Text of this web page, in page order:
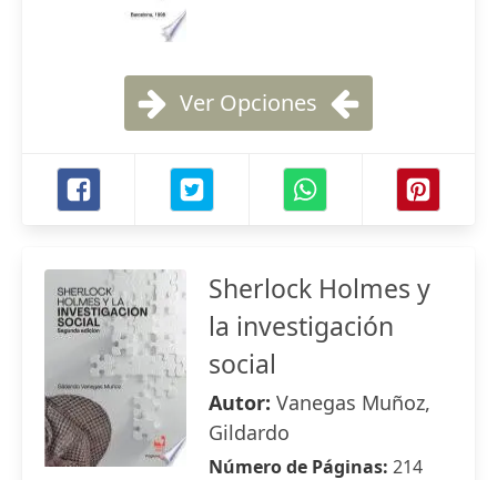
Ver Opciones
Sherlock Holmes y
la investigación
social
Autor: Vanegas Muñoz,
Gildardo
Número de Páginas: 214